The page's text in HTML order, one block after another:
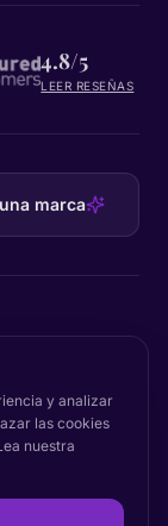
4.8/5
LEER RESEÑAS
marca
y analizar
las cookies
nuestra